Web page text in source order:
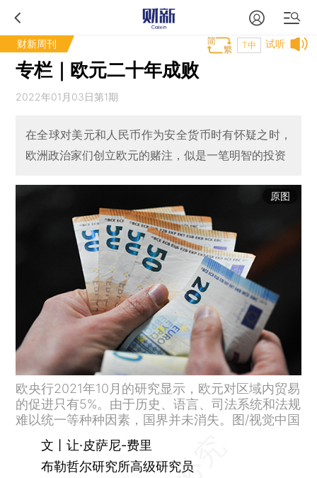
财新周刊 试听
T中
专栏｜欧元二十年成败
2022年01月03日第1期
在全球对美元和人民币作为安全货币时有怀疑之时，
欧洲政治家们创立欧元的赌注，似是一笔明智的投资
原图
欧央行2021年10月的研究显示，欧元对区域内贸易
的促进只有5%。由于历史、语言、司法系统和法规
难以统一等种种因素，国界并未消失。图/视觉中国
文丨让·皮萨尼-费里
布勒哲尔研究所高级研究员